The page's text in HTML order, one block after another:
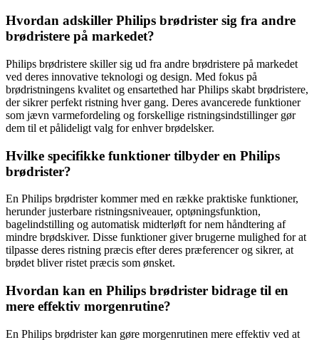
Hvordan adskiller Philips brødrister sig fra andre
brødristere på markedet?
Philips brødristere skiller sig ud fra andre brødristere på markedet
ved deres innovative teknologi og design. Med fokus på
brødristningens kvalitet og ensartethed har Philips skabt brødristere,
der sikrer perfekt ristning hver gang. Deres avancerede funktioner
som jævn varmefordeling og forskellige ristningsindstillinger gør
dem til et pålideligt valg for enhver brødelsker.
Hvilke specifikke funktioner tilbyder en Philips
brødrister?
En Philips brødrister kommer med en række praktiske funktioner,
herunder justerbare ristningsniveauer, optøningsfunktion,
bagelindstilling og automatisk midterløft for nem håndtering af
mindre brødskiver. Disse funktioner giver brugerne mulighed for at
tilpasse deres ristning præcis efter deres præferencer og sikrer, at
brødet bliver ristet præcis som ønsket.
Hvordan kan en Philips brødrister bidrage til en
mere effektiv morgenrutine?
En Philips brødrister kan gøre morgenrutinen mere effektiv ved at